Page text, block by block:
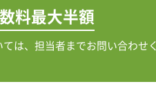
料最大半額
は、担当者までお問い合わせ